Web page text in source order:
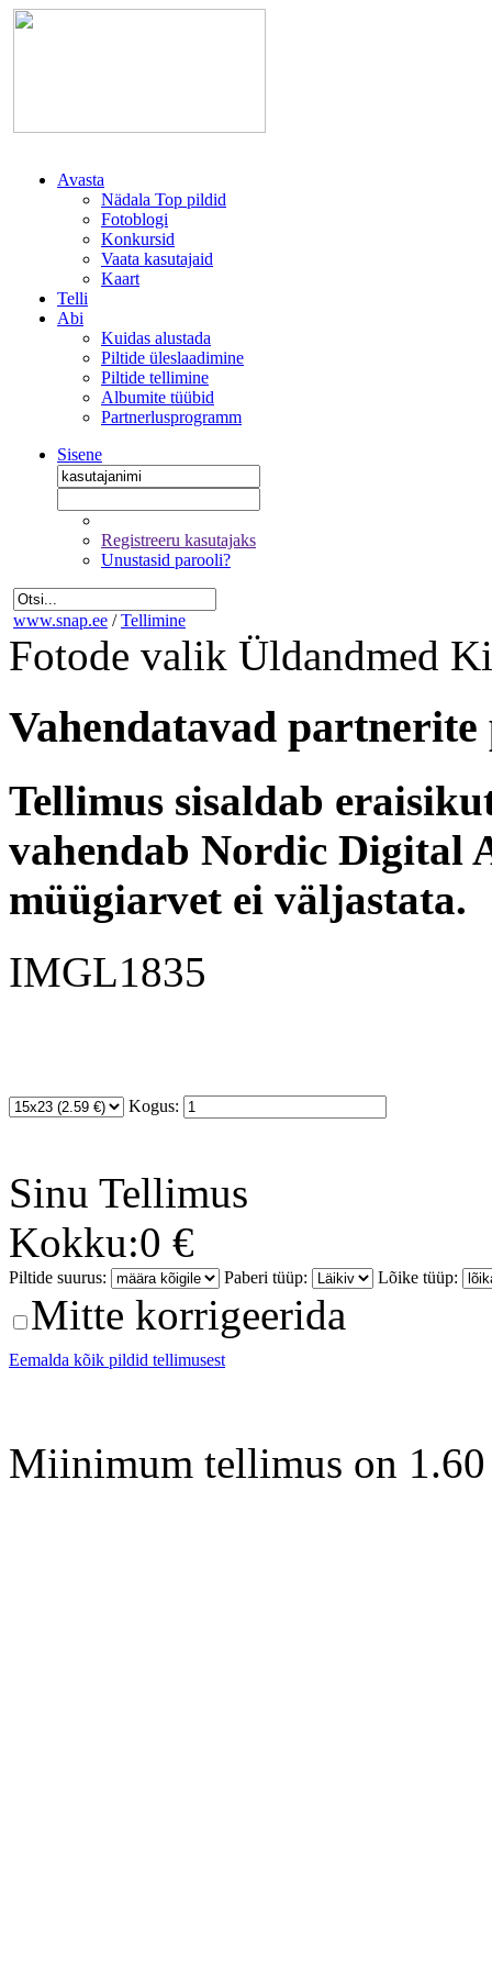
Avasta
Nädala Top pildid
Fotoblogi
Konkursid
Vaata kasutajaid
Kaart
Telli
Abi
Kuidas alustada
Piltide üleslaadimine
Piltide tellimine
Albumite tüübid
Partnerlusprogramm
Sisene
Registreeru kasutajaks
Unustasid parooli?
www.snap.ee / Tellimine
Fotode valik Üldandmed
Vahendatavad
Tellimus sisaldab
vahendab Nordic Digital
müügiarvet ei väljastata.
IMGL1835
Kogus:
Sinu Tellimus
Kokku:0 €
Piltide suurus: Paberi tüüp: Lõike tüüp:
Mitte korrigeerida
Eemalda kõik pildid tellimusest
Miinimum tellimus on